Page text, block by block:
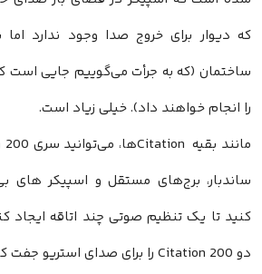
را انجام خواهند داد). خیلی زیاد است.
ساندبار، برج‌های مستقل و اسپیکر
کنید تا یک تنظیم صوتی چند اتاقه ایجاد
دو Citation 200 را برای صدای استریو جفت کنید.